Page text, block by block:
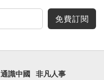
免費訂閱
通識中國 非凡人事